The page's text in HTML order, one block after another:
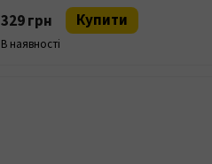
329 грн Купити
В наявності